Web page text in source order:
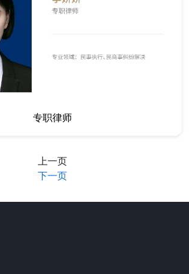
专职律师
上一页
下一页